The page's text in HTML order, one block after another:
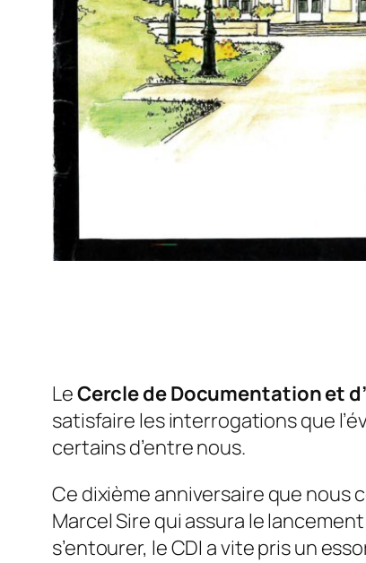
LeCercle de Documentation et
satisfaire les interrogations que
certains d’entre nous.
Ce dixième anniversaire que nous
Marcel Sire qui assura le
s’entourer, le CDI a vite pris un